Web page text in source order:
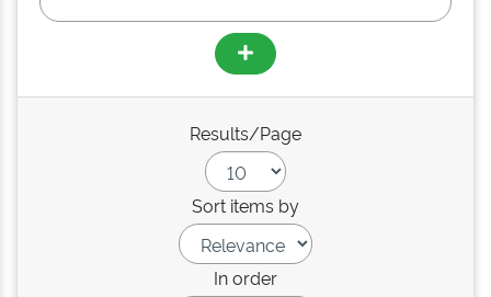
Results/Page
Sort items by
In order